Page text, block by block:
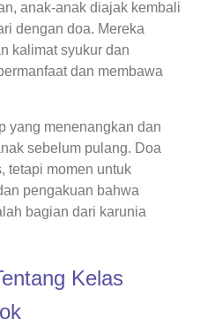
anak-anak diajak kembali
dengan doa. Mereka
kalimat syukur dan
dan membawa
yang menenangkan dan
sebelum pulang. Doa
tetapi momen untuk
pengakuan bahwa
bagian dari karunia
Kelas